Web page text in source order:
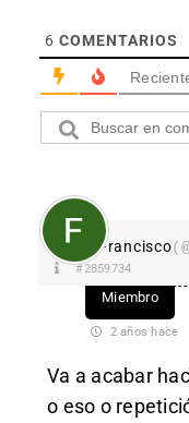
6 COMENTARIOS
Francisco
#2859734
Miembro
2 años hace
Va a acabar
o eso o